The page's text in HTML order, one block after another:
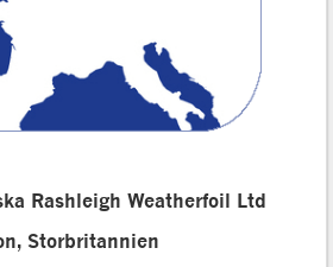
Rashleigh Weatherfoil Ltd
Storbritannien